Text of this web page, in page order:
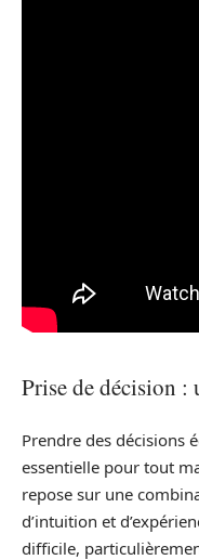
Prise de décision :
Prendre des décisions
essentielle pour tout
repose sur une
d’intuition et
difficile,